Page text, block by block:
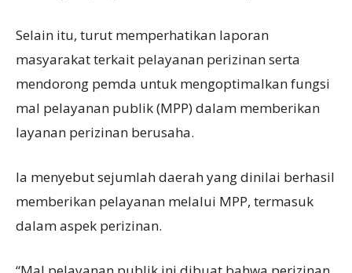
Selain itu, turut memperhatikan laporan
masyarakat terkait pelayanan perizinan serta
mendorong pemda untuk mengoptimalkan fungsi
mal pelayanan publik (MPP) dalam memberikan
layanan perizinan berusaha.
Ia menyebut sejumlah daerah yang dinilai berhasil
memberikan pelayanan melalui MPP, termasuk
dalam aspek perizinan.